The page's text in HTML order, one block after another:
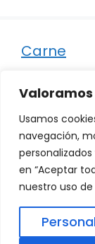
Usamos
navegación,
en “Aceptar
nuestro uso de
Carne
Otro
Pescado
Recetas